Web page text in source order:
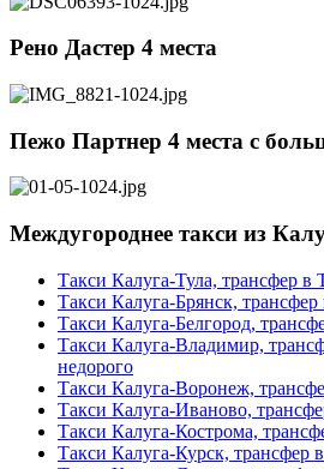
Рено Дастер 4 места
Пежо Партнер 4 места с
Междугороднее такси из
Такси Калуга-Тула, трансфер в
Такси Калуга-Брянск, трансфер
Такси Калуга-Белгород,
Такси Калуга-Владимир,
недорого
Такси Калуга-Воронеж,
Такси Калуга-Иваново,
Такси Калуга-Кострома,
Такси Калуга-Курск, трансфер